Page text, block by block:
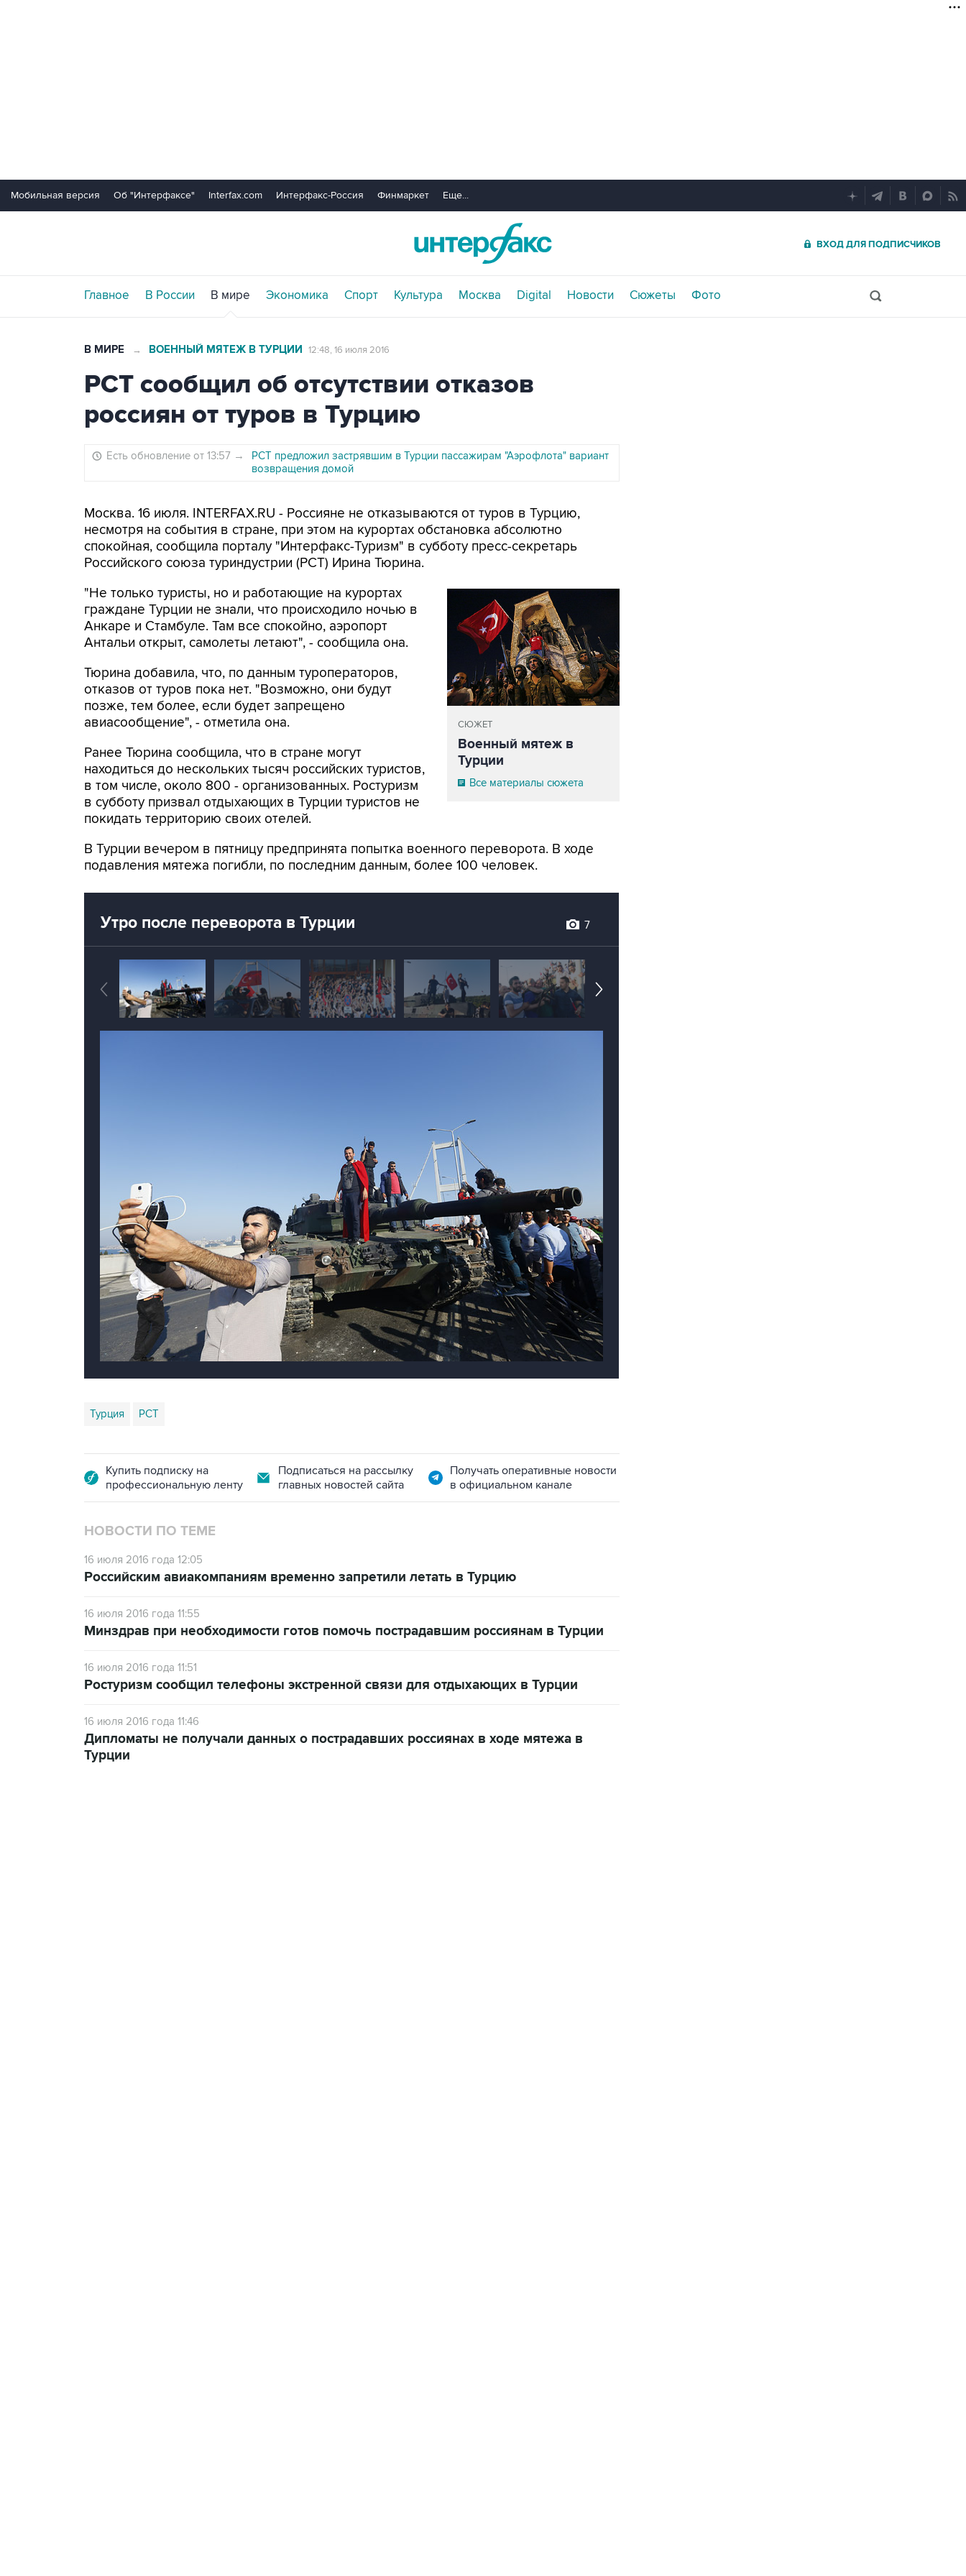
Мобильная версия Об "Интерфаксе" Interfax.com Интерфакс-Россия Финмаркет Еще...
ВХОД ДЛЯ ПОДПИСЧИКОВ
Главное В России В мире Экономика Спорт Культура Москва Digital Новости Сюжеты Фото
В МИРЕ → ВОЕННЫЙ МЯТЕЖ В ТУРЦИИ 12:48, 16 июля 2016
РСТ сообщил об отсутствии отказов
россиян от туров в Турцию
Есть обновление от 13:57 →
РСТ предложил застрявшим в Турции пассажирам "Аэрофлота" вариант
возвращения домой
Москва. 16 июля. INTERFAX.RU - Россияне не отказываются от туров в Турцию,
несмотря на события в стране, при этом на курортах обстановка абсолютно
спокойная, сообщила порталу "Интерфакс-Туризм" в субботу пресс-секретарь
Российского союза туриндустрии (РСТ) Ирина Тюрина.
СЮЖЕТ
Военный мятеж в
Турции
Все материалы сюжета
"Не только туристы, но и работающие на курортах
граждане Турции не знали, что происходило ночью в
Анкаре и Стамбуле. Там все спокойно, аэропорт
Антальи открыт, самолеты летают", - сообщила она.
Тюрина добавила, что, по данным туроператоров,
отказов от туров пока нет. "Возможно, они будут
позже, тем более, если будет запрещено
авиасообщение", - отметила она.
Ранее Тюрина сообщила, что в стране могут
находиться до нескольких тысяч российских туристов,
в том числе, около 800 - организованных. Ростуризм
в субботу призвал отдыхающих в Турции туристов не
покидать территорию своих отелей.
В Турции вечером в пятницу предпринята попытка военного переворота. В ходе
подавления мятежа погибли, по последним данным, более 100 человек.
Утро после переворота в Турции 7
Турция РСТ
Купить подписку на
профессиональную ленту
Подписаться на рассылку
главных новостей сайта
Получать оперативные новости
в официальном канале
НОВОСТИ ПО ТЕМЕ
16 июля 2016 года 12:05
Российским авиакомпаниям временно запретили летать в Турцию
16 июля 2016 года 11:55
Минздрав при необходимости готов помочь пострадавшим россиянам в Турции
16 июля 2016 года 11:51
Ростуризм сообщил телефоны экстренной связи для отдыхающих в Турции
16 июля 2016 года 11:46
Дипломаты не получали данных о пострадавших россиянах в ходе мятежа в
Турции